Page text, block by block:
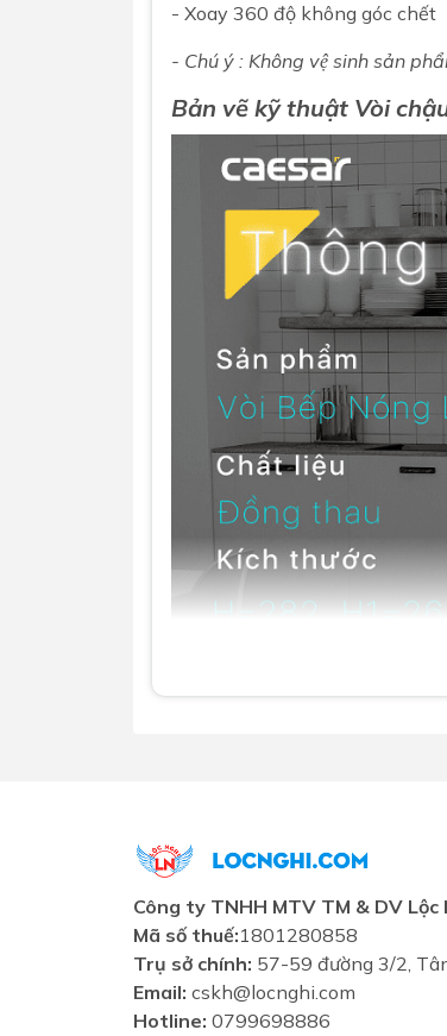
- Xoay 360 độ không góc chết
- Chú ý : Không vệ sinh sản
Bản vẽ kỹ thuật Vòi
Công ty TNHH MTV TM & DV Lộc
Mã số thuế:1801280858
Trụ sở chính: 57-59 đường 3/2,
Email: cskh@locnghi.com
Hotline: 0799698886